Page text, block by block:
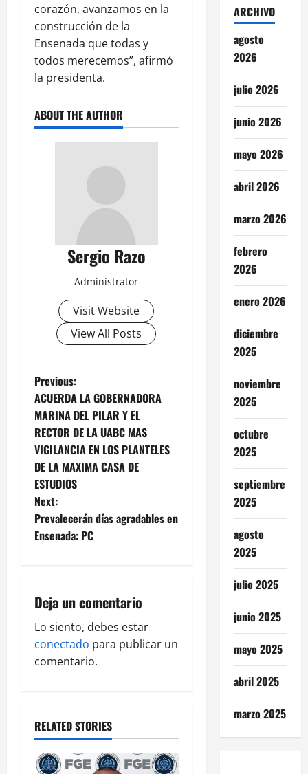
corazón, avanzamos en la
construcción de la
Ensenada que todas y
todos merecemos”, afirmó
la presidenta.
ABOUT THE AUTHOR
Sergio Razo
Administrator
Visit Website
View All Posts
P
o
s
t
n
a
g
a
t
o
n
Previous:
ACUERDA LA GOBERNADORA
MARINA DEL PILAR Y EL
RECTOR DE LA UABC MAS
VIGILANCIA EN LOS PLANTELES
DE LA MAXIMA CASA DE
ESTUDIOS
Next:
Prevalecerán días agradables en
Ensenada: PC
Deja un comentario
Lo siento, debes estar
conectado para publicar un
comentario.
RELATED STORIES
ARCHIVO
agosto
2026
julio 2026
junio 2026
mayo 2026
abril 2026
marzo 2026
febrero
2026
enero 2026
diciembre
2025
noviembre
2025
octubre
2025
septiembre
2025
agosto
2025
julio 2025
junio 2025
mayo 2025
abril 2025
marzo 2025